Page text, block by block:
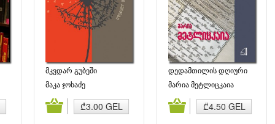
მკვდარ გუბეში
ნასროლი კენჭები
მაკა ჯოხაძე
₾3.00 GEL
დედამთილის დღიური
მარია მეტლიცკაია
₾4.50 GEL
კალათაში დამატება კალათაში დამატება